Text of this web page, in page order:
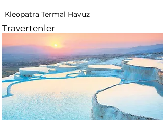
Kleopatra Termal Havuz
Travertenler